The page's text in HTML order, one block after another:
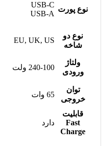
نوع پورت
USB-C
USB-A
نوع دو
شاخه
EU, UK, US
ولتاژ
ورودی
240-100 ولت
توان
خروجی
65 وات
قابلیت
Fast
Charge
دارد